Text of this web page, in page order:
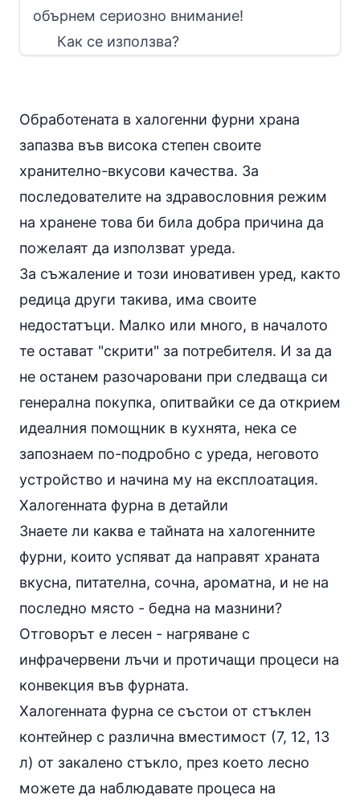
обърнем сериозно внимание!
Как се използва?
Обработената в халогенни фурни храна
запазва във висока степен своите
хранително-вкусови качества. За
последователите на здравословния режим
на хранене това би била добра причина да
пожелаят да използват уреда.
За съжаление и този иновативен уред, както
редица други такива, има своите
недостатъци. Малко или много, в началото
те остават "скрити" за потребителя. И за да
не останем разочаровани при следваща си
генерална покупка, опитвайки се да открием
идеалния помощник в кухнята, нека се
запознаем по-подробно с уреда, неговото
устройство и начина му на експлоатация.
Халогенната фурна в детайли
Знаете ли каква е тайната на халогенните
фурни, които успяват да направят храната
вкусна, питателна, сочна, ароматна, и не на
последно място - бедна на мазнини?
Отговорът е лесен - нагряване с
инфрачервени лъчи и протичащи процеси на
конвекция във фурната.
Халогенната фурна се състои от стъклен
контейнер с различна вместимост (7, 12, 13
л) от закалено стъкло, през което лесно
можете да наблюдавате процеса на